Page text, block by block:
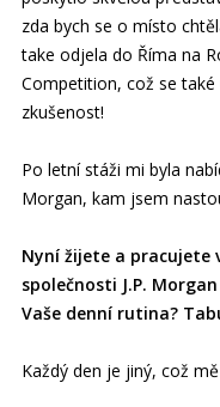
zda bych se o místo
take odjela do Říma na
Competition, což se
zkušenost!
Po letní stáži mi byla
Morgan, kam jsem
Nyní žijete a pracujete
společnosti J.P.
Vaše denní rutina?
Každý den je jiný, což